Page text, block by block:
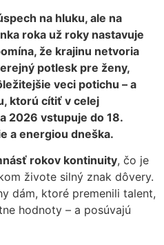
na hluku, ale na
roka už roky nastavuje
že krajinu netvoria
potlesk pre ženy,
veci potichu – a
ktorú cítiť v celej
2026 vstupuje do 18.
a energiou dneška.
rokov kontinuity, čo je
živote silný znak dôvery.
dám, ktoré premenili talent,
hodnoty – a posúvajú